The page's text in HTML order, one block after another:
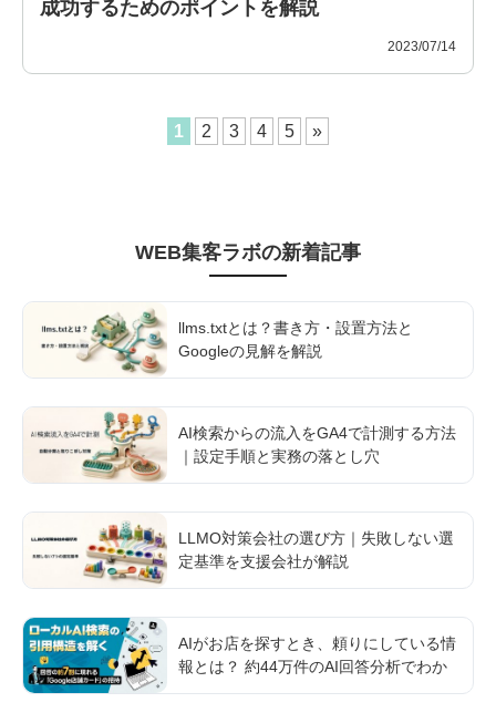
成功するためのポイントを解説
2023/07/14
1 2 3 4 5 »
WEB集客ラボの新着記事
llms.txtとは？書き方・設置方法と
Googleの見解を解説
AI検索からの流入をGA4で計測する方法
｜設定手順と実務の落とし穴
LLMO対策会社の選び方｜失敗しない選
定基準を支援会社が解説
AIがお店を探すとき、頼りにしている情
報とは？ 約44万件のAI回答分析でわか
ったGoogle AI検索を支える「店舗情報